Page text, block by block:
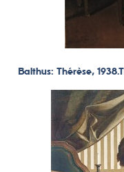
Balthus: Thérèse,